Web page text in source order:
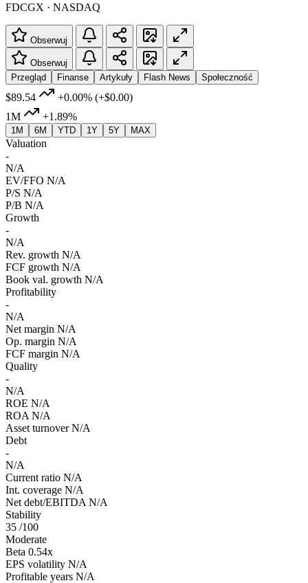
FDCGX · NASDAQ
Obserwuj
Obserwuj
Przegląd
Finanse Artykuły Flash News Społeczność
$89.54 +0.00% (+$0.00)
1M
+1.89%
1M 6M YTD 1Y 5Y MAX
Valuation
-
N/A
EV/FFO N/A
P/S N/A
P/B N/A
Growth
-
N/A
Rev. growth N/A
FCF growth N/A
Book val. growth N/A
Profitability
-
N/A
Net margin N/A
Op. margin N/A
FCF margin N/A
Quality
-
N/A
ROE N/A
ROA N/A
Asset turnover N/A
Debt
-
N/A
Current ratio N/A
Int. coverage N/A
Net debt/EBITDA N/A
Stability
35 /100
Moderate
Beta 0.54x
EPS volatility N/A
Profitable years N/A